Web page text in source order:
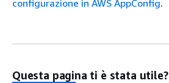
configurazione in AWS AppConfig.
Questa pagina ti è stata utile?